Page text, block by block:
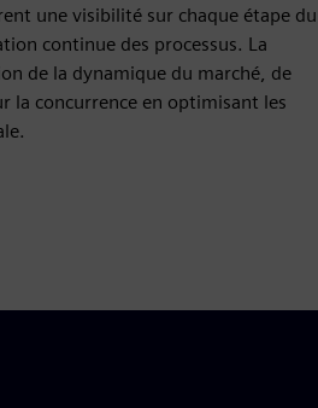
une visibilité sur chaque étape du
continue des processus. La
de la dynamique du marché, de
la concurrence en optimisant les